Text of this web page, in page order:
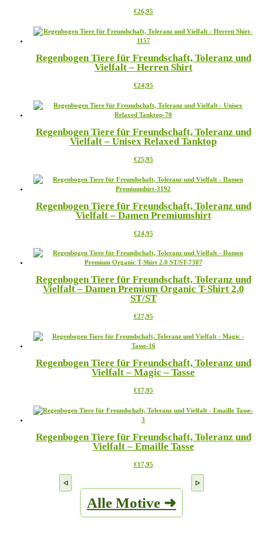
können
der
werden
€26,95Dieses
weist
auf.
Die
können
der
Produktseite
werden
Regenbogen Tiere für Freundschaft, Toleranz und
Vielfalt – Herren Shirt
€24,95Dieses
weist
mehrere
auf.
Die
können
der
Produktseite
werden
Regenbogen Tiere für Freundschaft, Toleranz und
Vielfalt – Unisex Relaxed Tanktop
€25,95Dieses
weist
mehrere
auf.
Die
können
der
Produktseite
werden
Regenbogen Tiere für Freundschaft, Toleranz und
Vielfalt – Damen Premiumshirt
€24,95Dieses
weist
mehrere
auf.
Die
Optionen
auf
Produktseite
gewählt
Regenbogen Tiere für Freundschaft, Toleranz und
Vielfalt – Damen Premium Organic T-Shirt 2.0
ST/ST
€27,95Dieses
weist
mehrere
auf.
Die
können
der
werden
Regenbogen Tiere für Freundschaft, Toleranz und
Vielfalt – Magic – Tasse
€17,95Dieses
weist
auf.
Die
können
gewählt
werden
Regenbogen Tiere für Freundschaft, Toleranz und
Vielfalt – Emaille Tasse
€17,95Dieses
Varianten
auf.
Alle Motive ➜